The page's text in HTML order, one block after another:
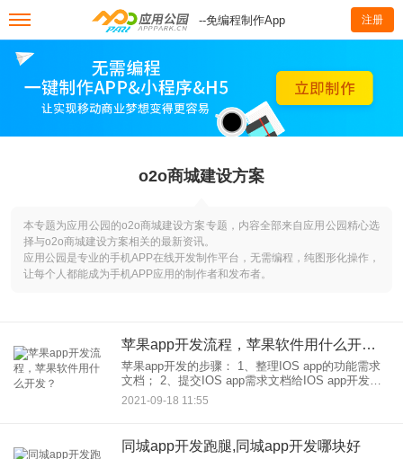
--免编程制作App 注册
o2o商城建设方案
本专题为应用公园的o2o商城建设方案专题，内容全部来自应用公园精心选
择与o2o商城建设方案相关的最新资讯。
应用公园是专业的手机APP在线开发制作平台，无需编程，纯图形化操作，
让每个人都能成为手机APP应用的制作者和发布者。
苹果app开发流程，苹果软件用什么开发？
苹果app开发的步骤： 1、整理IOS app的功能需求
文档； 2、提交IOS app需求文档给IOS app开发企
业； 3、IOS app功能需求评估，评估开发时间以及
开发费用；
2021-09-18 11:55
同城app开发跑腿,同城app开发哪块好